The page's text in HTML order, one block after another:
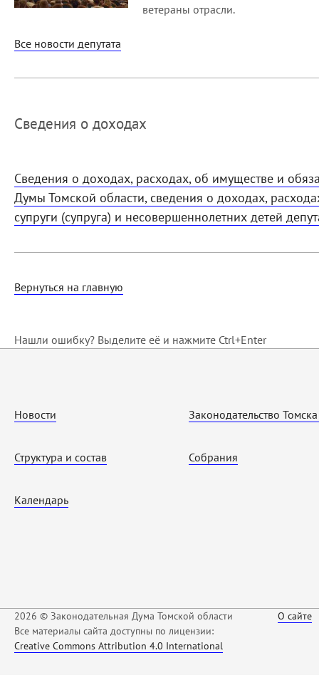
ветераны отрасли.
Все новости депутата
Сведения о доходах
Сведения о доходах, расходах, об имуществе и
Думы Томской области, сведения о доходах,
супруги (супруга) и несовершеннолетних детей
Вернуться на главную
Нашли ошибку? Выделите её и нажмите Ctrl+Enter
Новости
Структура и состав
Календарь
Законодательство
Собрания
2026 © Законодательная Дума Томской области
Все материалы сайта доступны по лицензии:
Creative Commons Attribution 4.0 International
О сайте